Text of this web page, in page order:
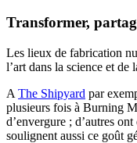
Transformer,
Les lieux de fabrication
l’art dans la science et
A The Shipyard par
plusieurs fois à Burning
d’envergure ; d’autres
soulignent aussi ce goût